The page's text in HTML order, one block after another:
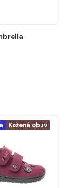
Kožená obuv